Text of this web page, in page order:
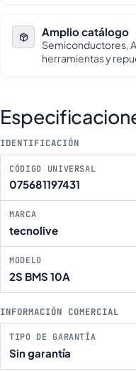
Amplio catálogo
Semiconductores,
herramientas y
IDENTIFICACIÓN
CÓDIGO UNIVERSAL
075681197431
MARCA
tecnolive
MODELO
2S BMS 10A
INFORMACIÓN COMERCIAL
TIPO DE GARANTÍA
Sin garantía